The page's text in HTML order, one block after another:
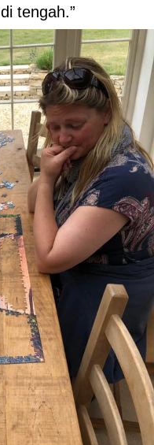
di tengah.”